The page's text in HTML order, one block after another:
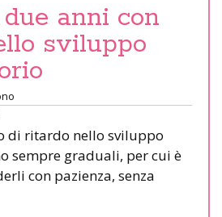
anni con
sviluppo
di ritardo nello sviluppo
sempre graduali, per cui è
con pazienza, senza